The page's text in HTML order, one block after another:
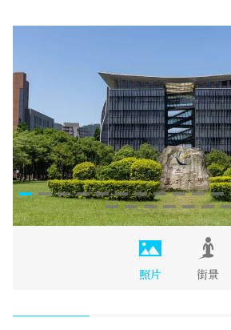
照片 街景